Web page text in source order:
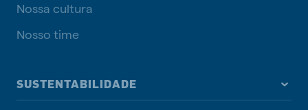
Nossa cultura
Nosso time
SUSTENTABILIDADE